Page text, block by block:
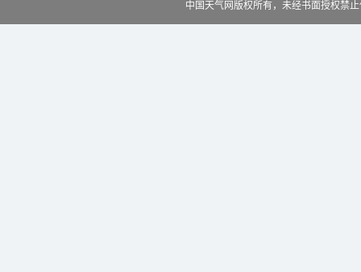
中国天气网版权所有，未经书面授权